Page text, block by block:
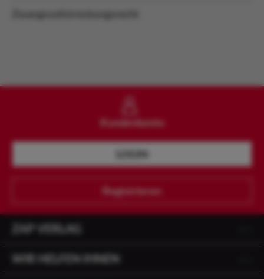
Zwangsvollstreckungsrecht
Kundenkonto
LOGIN
Registrieren
ZAP VERLAG
WIR HELFEN IHNEN